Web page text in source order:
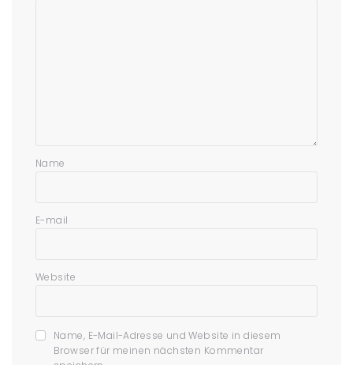
Name
E-mail
Website
Name, E-Mail-Adresse und Website in diesem
Browser für meinen nächsten Kommentar